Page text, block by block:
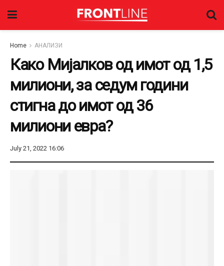
Home АНАЛИЗИ
Како Мијалков од имот од 1,5
милиони, за седум години
стигна до имот од 36
милиони евра?
July 21, 2022 16:06